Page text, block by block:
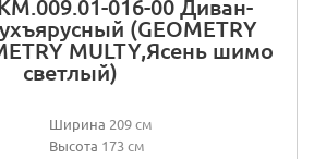
016-00 Диван-
(GEOMETRY
MULTY,Ясень шимо
светлый)
Ширина 209 см
Высота 173 см